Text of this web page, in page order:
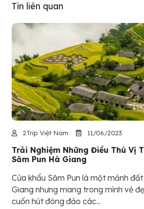
Tin liên quan
2Trip Việt Nam 11/06/2023
Trải Nghiệm Những Điều Thú Vị
Săm Pun Hà Giang
Cửa khẩu Săm Pun là một mảnh
Giang nhưng mang trong mình vẻ
cuốn hút đông đảo các...